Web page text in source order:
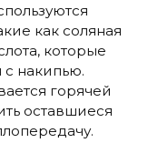
как соляная
которые
накипью.
горячей
оставшиеся